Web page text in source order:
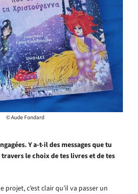
© Aude Fondard
Y a-t-il des messages que tu
le choix de tes livres et de tes
projet, c’est clair qu’il va passer un